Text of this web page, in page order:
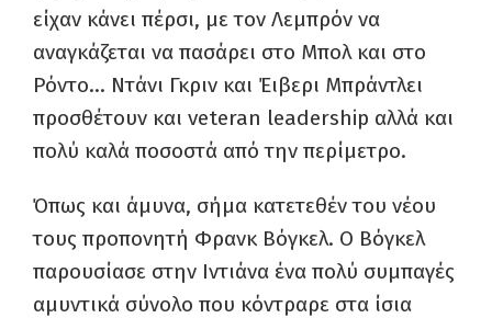
είχαν κάνει πέρσι, με τον Λεμπρόν να
αναγκάζεται να πασάρει στο Μπολ και στο
Ρόντο… Ντάνι Γκριν και Έιβερι Μπράντλει
προσθέτουν και veteran leadership αλλά και
πολύ καλά ποσοστά από την περίμετρο.
Όπως και άμυνα, σήμα κατετεθέν του νέου
τους προπονητή Φρανκ Βόγκελ. Ο Βόγκελ
παρουσίασε στην Ιντιάνα ένα πολύ συμπαγές
αμυντικά σύνολο που κόντραρε στα ίσια